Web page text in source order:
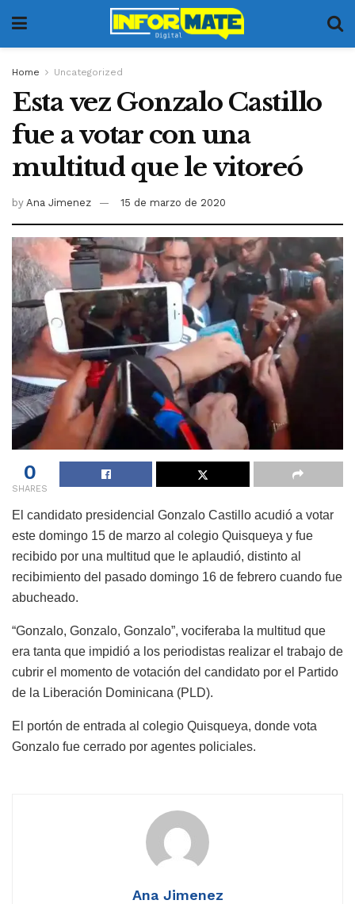
Home Uncategorized
Esta vez Gonzalo Castillo
fue a votar con una
multitud que le vitoreó
by Ana Jimenez 15 de marzo de 2020
0
SHARES
El candidato presidencial Gonzalo Castillo acudió a votar
este domingo 15 de marzo al colegio Quisqueya y fue
recibido por una multitud que le aplaudió, distinto al
recibimiento del pasado domingo 16 de febrero cuando fue
abucheado.
“Gonzalo, Gonzalo, Gonzalo”, vociferaba la multitud que
era tanta que impidió a los periodistas realizar el trabajo de
cubrir el momento de votación del candidato por el Partido
de la Liberación Dominicana (PLD).
El portón de entrada al colegio Quisqueya, donde vota
Gonzalo fue cerrado por agentes policiales.
Ana Jimenez